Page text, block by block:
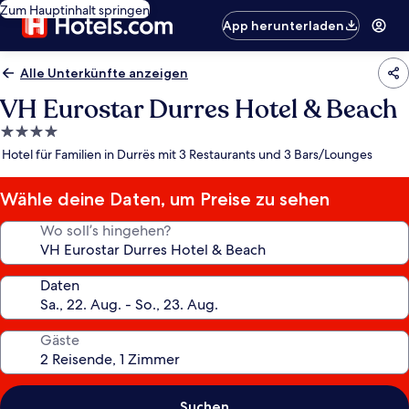
Zum Hauptinhalt springen
App herunterladen
Alle Unterkünfte anzeigen
VH Eurostar Durres Hotel & Beach
4.0-
Sterne-
Hotel für Familien in Durrës mit 3 Restaurants und 3 Bars/Lounges
Wähle deine Daten, um Preise zu sehen
Wo soll’s hingehen?
Daten
Gäste